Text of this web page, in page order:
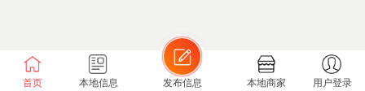
首页 本地信息 发布信息 本地商家 用户登录